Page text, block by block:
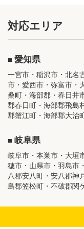
対応エリア
愛知県
一宮市・稲沢市・北名
市・愛西市・弥富市・
桑町・海部郡・春日井
郡春日町・海部郡飛島
郡蟹江町・海部郡大治
岐阜県
岐阜市・本巣市・大垣
穂市・山県市・羽島市
八郡安八町・安八郡神
島郡笠松町・不破郡関